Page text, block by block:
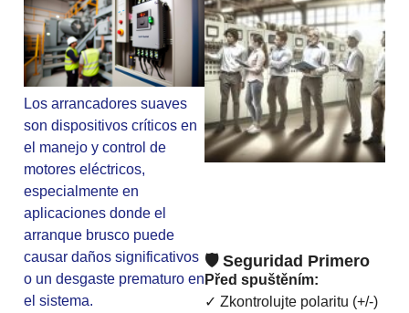
Los arrancadores suaves
son dispositivos críticos en
el manejo y control de
motores eléctricos,
especialmente en
aplicaciones donde el
arranque brusco puede
causar daños significativos
o un desgaste prematuro en
el sistema.
🛡️ Seguridad Primero
Před spuštěním:
✓ Zkontrolujte polaritu (+/-)